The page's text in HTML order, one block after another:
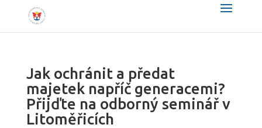
Jak ochránit a předat
majetek napříč generacemi?
Přijďte na odborný seminář v
Litoměřicích